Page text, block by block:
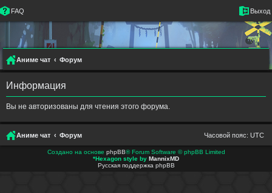
FAQ Выход
Аниме чат Форум
Информация
Вы не авторизованы для чтения этого форума.
Аниме чат Форум Часовой пояс: UTC
Создано на основе phpBB® Forum Software © phpBB Limited
*Hexagon style by MannixMD
Русская поддержка phpBB